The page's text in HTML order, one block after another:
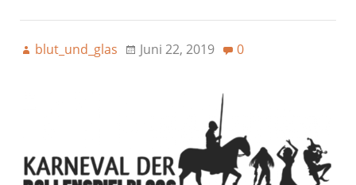
blut_und_glas Juni 22, 2019 0